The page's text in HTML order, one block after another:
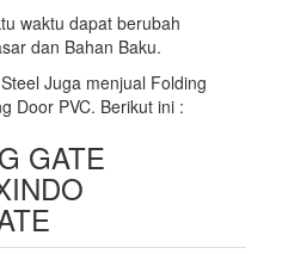
waktu dapat berubah
dan Bahan Baku.
Juga menjual Folding
Door PVC. Berikut ini :
GATE